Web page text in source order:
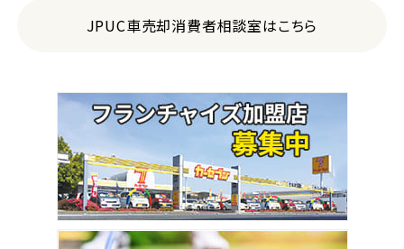
JPUC車売却消費者相談室はこちら